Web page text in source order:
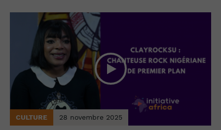
CULTURE 28 novembre 2025